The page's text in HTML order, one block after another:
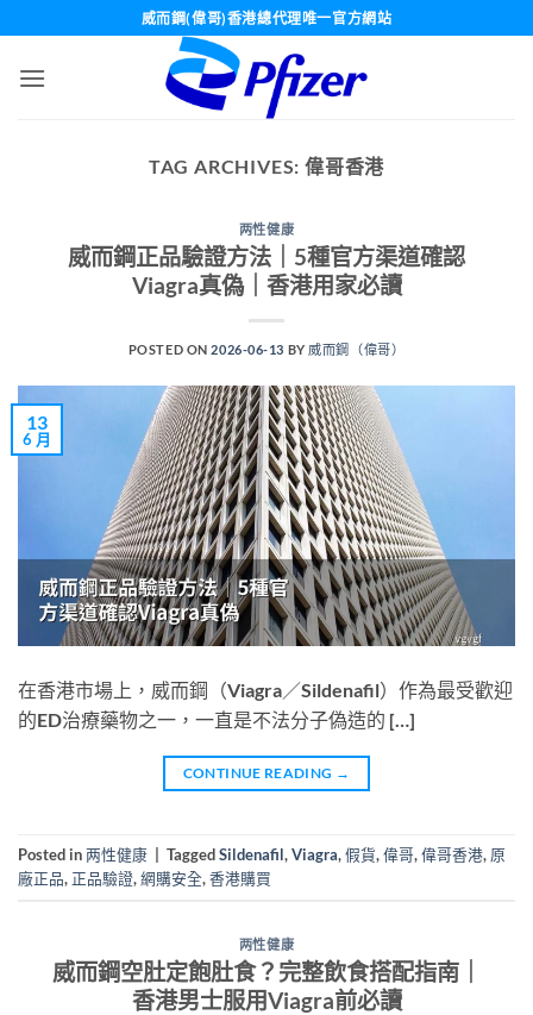
content
威而鋼(偉哥)香港總代理唯一官方網站
TAG ARCHIVES: 偉哥香港
两性健康
威而鋼正品驗證方法｜5種官方渠道確認
Viagra真偽｜香港用家必讀
POSTED ON2026-06-13 BY 威而鋼（偉哥）
13
6 月
在香港市場上，威而鋼（Viagra／Sildenafil）作為最受歡迎
的ED治療藥物之一，一直是不法分子偽造的 […]
CONTINUE READING →
Posted in两性健康 TaggedSildenafil,Viagra,假貨,偉哥,偉哥香港, 原
廠正品, 正品驗證,網購安全,香港購買
两性健康
威而鋼空肚定飽肚食？完整飲食搭配指南｜
香港男士服用Viagra前必讀